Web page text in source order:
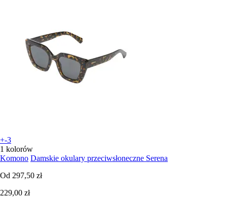
+-3
1 kolorów
Komono Damskie okulary przeciwsłoneczne Serena
Od 297,50 zł
229,00 zł